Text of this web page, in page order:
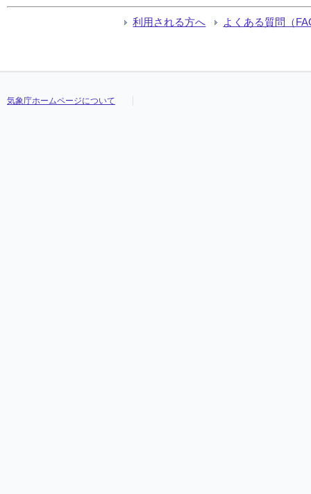
利用される方へ よくある質問（
気象庁ホームページについて